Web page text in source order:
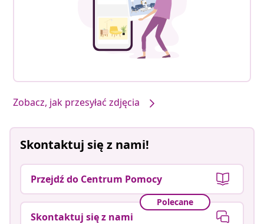
Zobacz, jak przesyłać zdjęcia
Skontaktuj się z nami!
Przejdź do Centrum Pomocy
Polecane
Skontaktuj się z nami